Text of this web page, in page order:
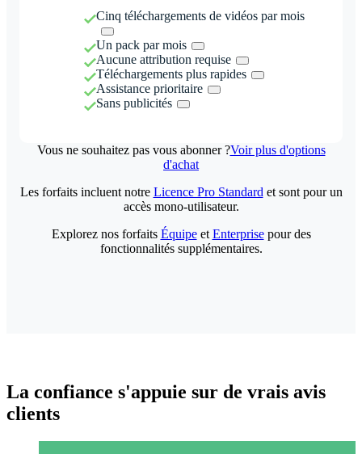
Cinq téléchargements de vidéos par mois
Un pack par mois
Aucune attribution requise
Téléchargements plus rapides
Assistance prioritaire
Sans publicités
Vous ne souhaitez pas vous abonner ?Voir plus d'options
d'achat
Les forfaits incluent notre Licence Pro Standard et sont pour un
accès mono-utilisateur.
Explorez nos forfaits Équipeet Enterprisepour des
fonctionnalités supplémentaires.
La confiance s'appuie sur de vrais avis
clients